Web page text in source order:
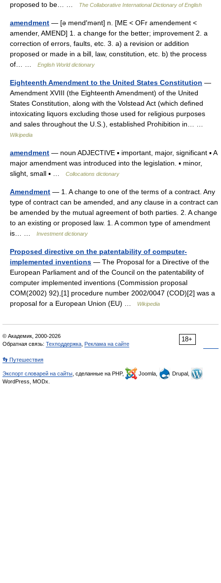
proposed to be… …
The Collaborative International Dictionary of English
amendment — [ə mend′mənt] n. [ME < OFr amendement <
amender, AMEND] 1. a change for the better; improvement 2. a
correction of errors, faults, etc. 3. a) a revision or addition
proposed or made in a bill, law, constitution, etc. b) the process
of… …
English World dictionary
Eighteenth Amendment to the United States Constitution —
Amendment XVIII (the Eighteenth Amendment) of the United
States Constitution, along with the Volstead Act (which defined
intoxicating liquors excluding those used for religious purposes
and sales throughout the U.S.), established Prohibition in… …
Wikipedia
amendment — noun ADJECTIVE ▪ important, major, significant ▪ A
major amendment was introduced into the legislation. ▪ minor,
slight, small ▪ …
Collocations dictionary
Amendment — 1. A change to one of the terms of a contract. Any
type of contract can be amended, and any clause in a contract can
be amended by the mutual agreement of both parties. 2. A change
to an existing or proposed law. 1. A common type of amendment
is… …
Investment dictionary
Proposed directive on the patentability of computer-
implemented inventions — The Proposal for a Directive of the
European Parliament and of the Council on the patentability of
computer implemented inventions (Commission proposal
COM(2002) 92),[1] procedure number 2002/0047 (COD)[2] was a
proposal for a European Union (EU) …
Wikipedia
18+
© Академик, 2000-2026
Обратная связь: Техподдержка Реклама на сайте
👣 Путешествия
Экспорт словарей на сайты , сделанные на PHP, Joomla,
Drupal,
WordPress, MODx.